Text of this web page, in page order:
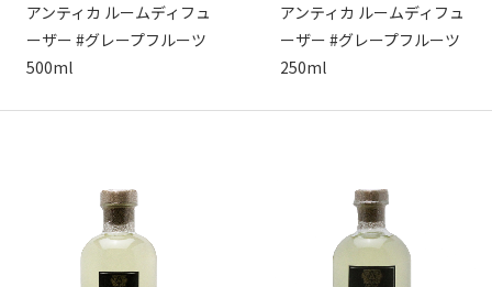
アンティカ ルームディフュ
ーザー #グレープフルーツ
500ml
アンティカ ルームディフュ
ーザー #グレープフルーツ
250ml